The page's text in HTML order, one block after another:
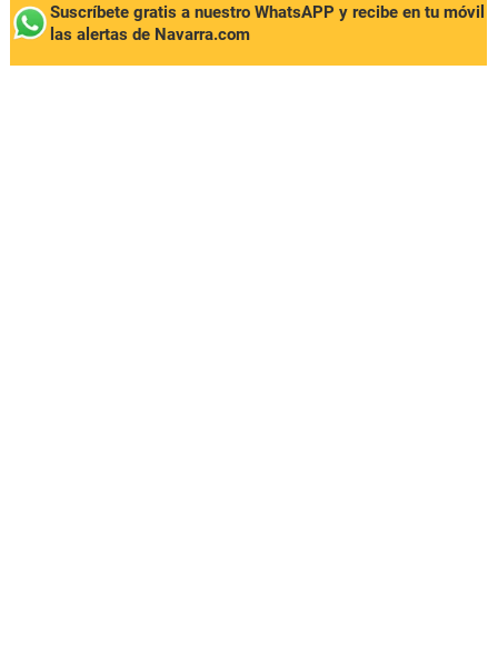
Suscríbete gratis a nuestro WhatsAPP y recibe en tu móvil
las alertas de Navarra.com